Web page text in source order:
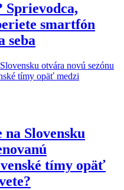
Sprievodca,
smartfón
seba
Slovensku
tímy opäť